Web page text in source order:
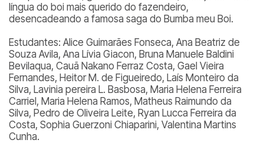
língua do boi mais querido do fazendeiro,
desencadeando a famosa saga do Bumba meu Boi.
Estudantes: Alice Guimarães Fonseca, Ana Beatriz de
Souza Avila, Ana Lívia Giacon, Bruna Manuele Baldini
Bevilaqua, Cauã Nakano Ferraz Costa, Gael Vieira
Fernandes, Heitor M. de Figueiredo, Laís Monteiro da
Silva, Lavinia pereira L. Basbosa, Maria Helena Ferreira
Carriel, Maria Helena Ramos, Matheus Raimundo da
Silva, Pedro de Oliveira Leite, Ryan Lucca Ferreira da
Costa, Sophia Guerzoni Chiaparini, Valentina Martins
Cunha.